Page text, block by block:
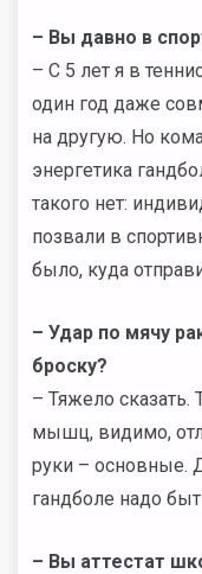
– Вы давно в
– С 5 лет я в
один год даже
на другую. Но
энергетика
такого нет:
позвали в
было, куда
– Удар по мячу
броску?
– Тяжело сказать.
мышц, видимо,
руки – основные.
гандболе надо
– Вы аттестат